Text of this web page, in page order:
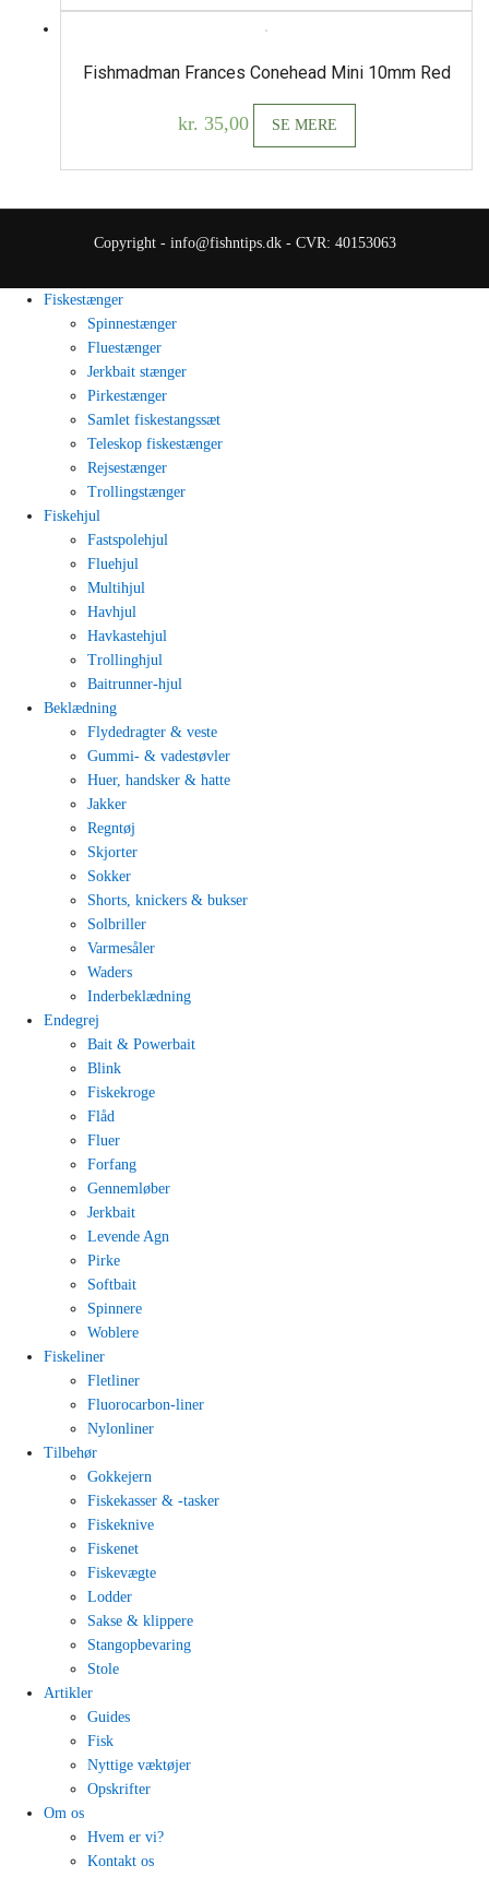
Fishmadman Frances Conehead Mini 10mm Red
kr. 35,00 SE MERE
Copyright - info@fishntips.dk - CVR: 40153063
Fiskestænger
Spinnestænger
Fluestænger
Jerkbait stænger
Pirkestænger
Samlet fiskestangssæt
Teleskop fiskestænger
Rejsestænger
Trollingstænger
Fiskehjul
Fastspolehjul
Fluehjul
Multihjul
Havhjul
Havkastehjul
Trollinghjul
Baitrunner-hjul
Beklædning
Flydedragter & veste
Gummi- & vadestøvler
Huer, handsker & hatte
Jakker
Regntøj
Skjorter
Sokker
Shorts, knickers & bukser
Solbriller
Varmesåler
Waders
Inderbeklædning
Endegrej
Bait & Powerbait
Blink
Fiskekroge
Flåd
Fluer
Forfang
Gennemløber
Jerkbait
Levende Agn
Pirke
Softbait
Spinnere
Woblere
Fiskeliner
Fletliner
Fluorocarbon-liner
Nylonliner
Tilbehør
Gokkejern
Fiskekasser & -tasker
Fiskeknive
Fiskenet
Fiskevægte
Lodder
Sakse & klippere
Stangopbevaring
Stole
Artikler
Guides
Fisk
Nyttige væktøjer
Opskrifter
Om os
Hvem er vi?
Kontakt os